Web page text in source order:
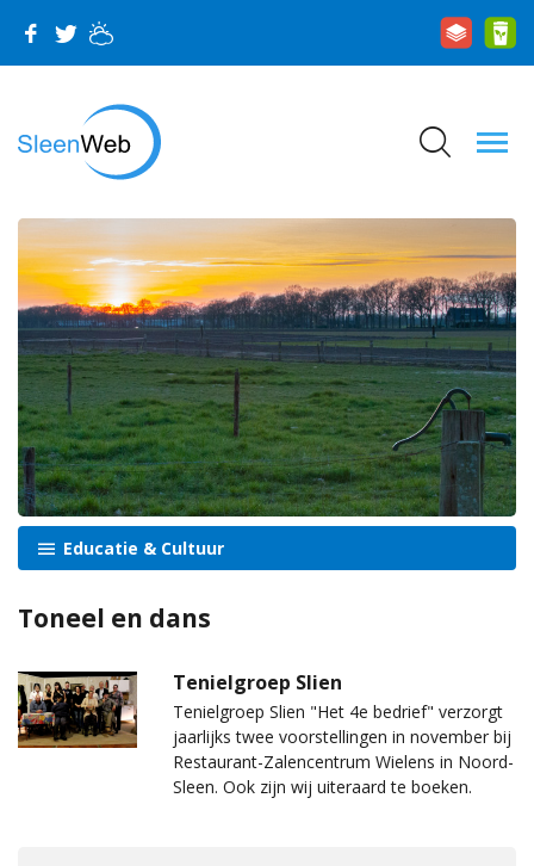
Educatie & Cultuur
Toneel en dans
Tenielgroep Slien
Tenielgroep Slien "Het 4e bedrief" verzorgt
jaarlijks twee voorstellingen in november bij
Restaurant-Zalencentrum Wielens in Noord-
Sleen. Ook zijn wij uiteraard te boeken.